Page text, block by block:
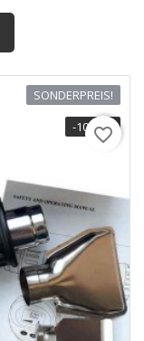
SONDERPREIS!
-10,00 €
favorite_border